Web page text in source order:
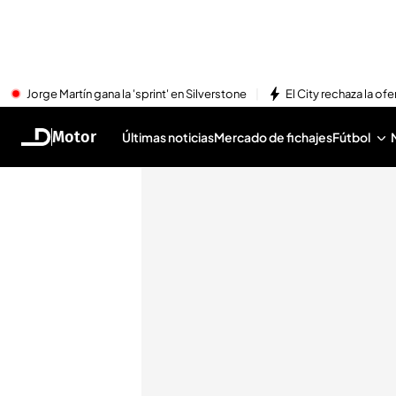
Jorge Martín gana la 'sprint' en Silverstone El City rechaza la
Motor Últimas noticiasMercado de fichajesFútbol